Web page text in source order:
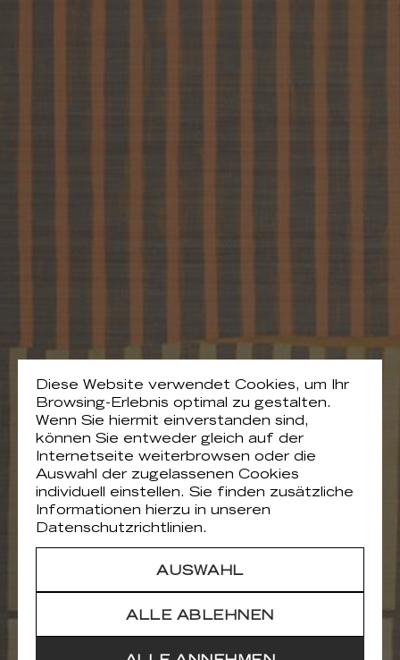
Diese Website verwendet Cookies, um Ihr
Browsing-Erlebnis optimal zu gestalten.
Wenn Sie hiermit einverstanden sind,
können Sie entweder gleich auf der
Internetseite weiterbrowsen oder die
Auswahl der zugelassenen Cookies
individuell einstellen. Sie finden zusätzliche
Informationen hierzu in unseren
Datenschutzrichtlinien.
AUSWAHL
ALLE ABLEHNEN